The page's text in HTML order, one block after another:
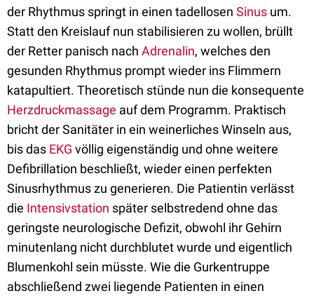
der Rhythmus springt in einen tadellosen Sinus um.
Statt den Kreislauf nun stabilisieren zu wollen, brüllt
der Retter panisch nach Adrenalin, welches den
gesunden Rhythmus prompt wieder ins Flimmern
katapultiert. Theoretisch stünde nun die konsequente
Herzdruckmassage auf dem Programm. Praktisch
bricht der Sanitäter in ein weinerliches Winseln aus,
bis das EKG völlig eigenständig und ohne weitere
Defibrillation beschließt, wieder einen perfekten
Sinusrhythmus zu generieren. Die Patientin verlässt
die Intensivstation später selbstredend ohne das
geringste neurologische Defizit, obwohl ihr Gehirn
minutenlang nicht durchblutet wurde und eigentlich
Blumenkohl sein müsste. Wie die Gurkentruppe
abschließend zwei liegende Patienten in einen